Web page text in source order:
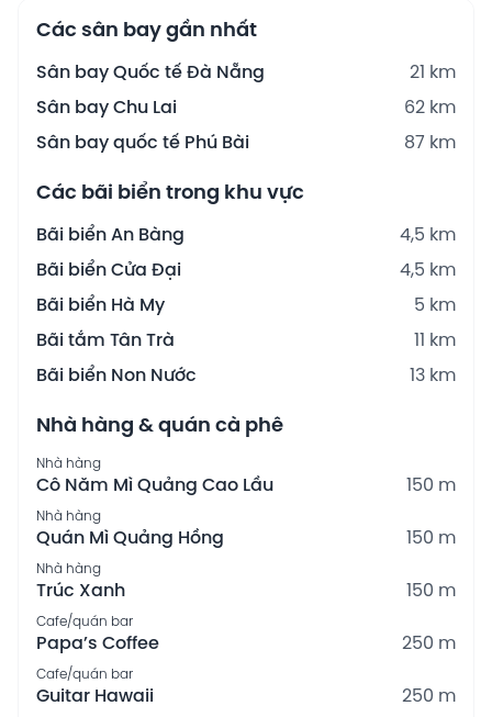
Các sân bay gần nhất
Sân bay Quốc tế Đà Nẵng
21 km
Sân bay Chu Lai
62 km
Sân bay quốc tế Phú Bài
87 km
Các bãi biển trong khu vực
Bãi biển An Bàng
4,5 km
Bãi biển Cửa Đại
4,5 km
Bãi biển Hà My
5 km
Bãi tắm Tân Trà
11 km
Bãi biển Non Nước
13 km
Nhà hàng & quán cà phê
Nhà hàng
Cô Năm Mì Quảng Cao Lầu 150 m
Nhà hàng
Quán Mì Quảng Hồng 150 m
Nhà hàng
Trúc Xanh 150 m
Cafe/quán bar
Papa’s Coffee 250 m
Cafe/quán bar
Guitar Hawaii 250 m